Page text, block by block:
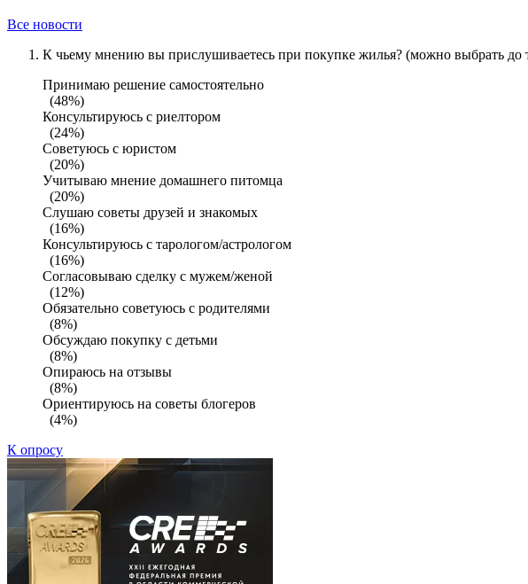
Все новости
К чьему мнению вы прислушиваетесь при покупке жилья? (можно выбрать до
Принимаю решение самостоятельно
(48%)
Консультируюсь с риелтором
(24%)
Советуюсь с юристом
(20%)
Учитываю мнение домашнего питомца
(20%)
Слушаю советы друзей и знакомых
(16%)
Консультируюсь с тарологом/астрологом
(16%)
Согласовываю сделку с мужем/женой
(12%)
Обязательно советуюсь с родителями
(8%)
Обсуждаю покупку с детьми
(8%)
Опираюсь на отзывы
(8%)
Ориентируюсь на советы блогеров
(4%)
К опросу